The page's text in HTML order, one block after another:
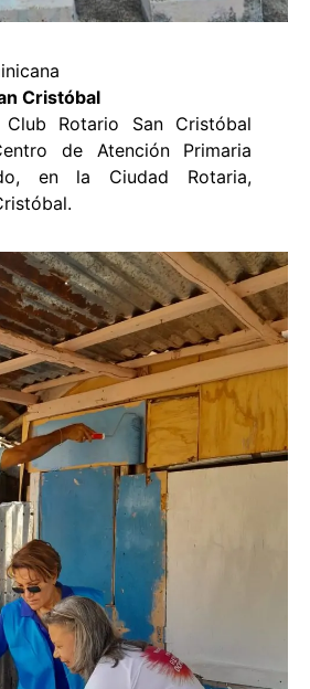
Cristóbal
Rotario San Cristóbal
de Atención Primaria
en la Ciudad Rotaria,